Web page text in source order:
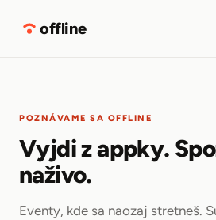
offline
POZNÁVAME SA OFFLINE
Vyjdi z appky.
naživo.
Eventy, kde sa naozaj stretneš.